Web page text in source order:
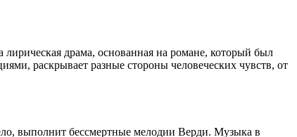
драма, основанная на романе, который был
раскрывает разные стороны человеческих чувств, от
выполнит бессмертные мелодии Верди. Музыка в